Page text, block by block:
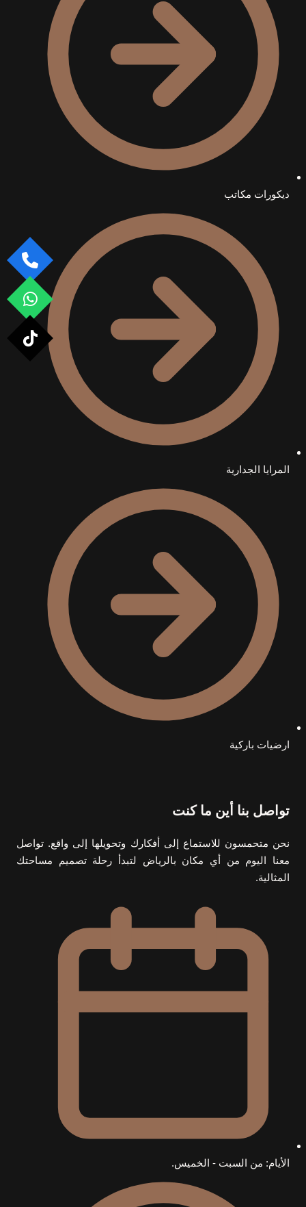
ديكورات مكاتب
المرايا الجدارية
ارضيات باركية
تواصل بنا أين ما كنت
نحن متحمسون للاستماع إلى أفكارك وتحويلها إلى واقع. تواصل
معنا اليوم من أي مكان بالرياض لتبدأ رحلة تصميم مساحتك
المثالية.
الأيام: من السبت - الخميس.